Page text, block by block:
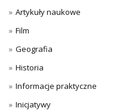
Artykuły naukowe
Film
Geografia
Historia
Informacje praktyczne
Inicjatywy